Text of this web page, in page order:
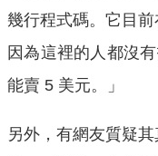
幾行程式碼。它目
因為這裡的人都沒
能賣 5 美元。」
另外，有網友質疑